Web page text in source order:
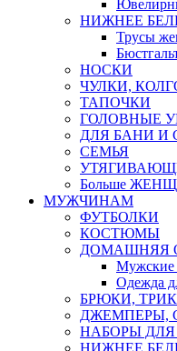
НИЖНЕЕ
Трусы
НОСКИ
ЧУЛКИ,
ТАПОЧКИ
ГОЛОВНЫЕ
ДЛЯ БАНИ И
СЕМЬЯ
Больше
МУЖЧИНАМ
ФУТБОЛКИ
КОСТЮМЫ
ДОМАШНЯЯ
Мужские
Одежда
БРЮКИ,
ДЖЕМПЕРЫ,
НАБОРЫ
НИЖНЕЕ